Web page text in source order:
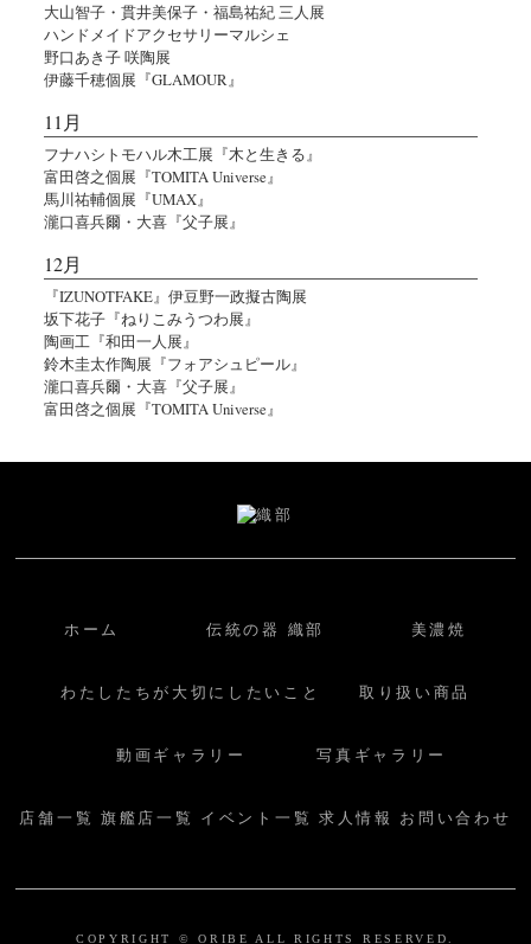
大山智子・貫井美保子・福島祐紀 三人展
ハンドメイドアクセサリーマルシェ
野口あき子 咲陶展
伊藤千穂個展『GLAMOUR』
11月
フナハシトモハル木工展『木と生きる』
富田啓之個展『TOMITA Universe』
馬川祐輔個展『UMAX』
瀧口喜兵爾・大喜『父子展』
12月
『IZUNOTFAKE』伊豆野一政擬古陶展
坂下花子『ねりこみうつわ展』
陶画工『和田一人展』
鈴木圭太作陶展『フォアシュピール』
瀧口喜兵爾・大喜『父子展』
富田啓之個展『TOMITA Universe』
ホーム 伝統の器 織部 美濃焼
わたしたちが大切にしたいこと 取り扱い商品
動画ギャラリー 写真ギャラリー
店舗一覧 旗艦店一覧 イベント一覧 求人情報 お問い合わせ
COPYRIGHT © ORIBE ALL RIGHTS RESERVED.